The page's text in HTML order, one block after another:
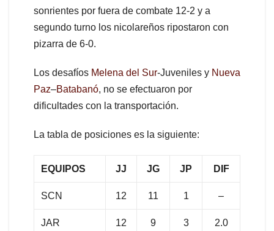
sonrientes por fuera de combate 12-2 y a
segundo turno los nicolareños ripostaron con
pizarra de 6-0.
Los desafíos Melena del Sur-Juveniles y Nueva
Paz–Batabanó, no se efectuaron por
dificultades con la transportación.
La tabla de posiciones es la siguiente:
EQUIPOS JJ JG JP DIF
SCN 12 11 1 –
JAR 12 9 3 2.0